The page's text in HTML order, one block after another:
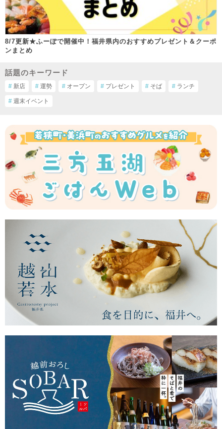
8/7更新★ふーぽで開催中！福井県内のおすすめプレゼント＆クーポ
ンまとめ
話題のキーワード
# 新店 # 運勢 # オープン # プレゼント # そば # ランチ
# 週末イベント